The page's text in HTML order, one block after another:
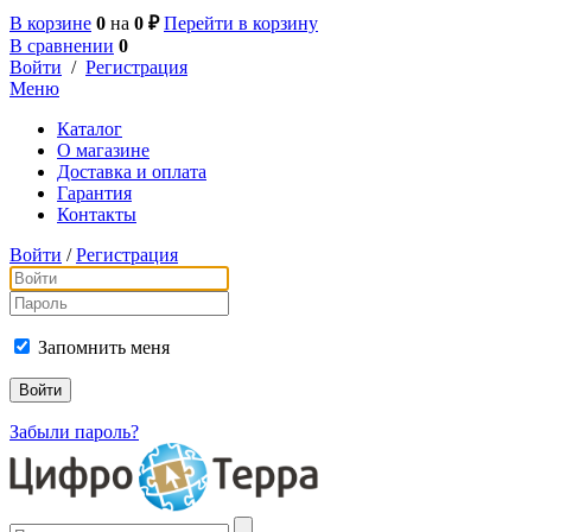
В корзине 0 на 0 ₽ Перейти в корзину
В сравнении 0
Войти / Регистрация
Меню
Каталог
О магазине
Доставка и оплата
Гарантия
Контакты
Войти / Регистрация
Запомнить меня
Забыли пароль?